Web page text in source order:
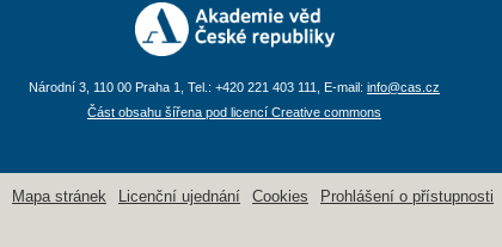
Národní 3, 110 00 Praha 1, Tel.: +420 221 403 111, E-mail: info@cas.cz
Část obsahu šířena pod licencí Creative commons
Mapa stránek Licenční ujednání Cookies Prohlášení o přístupnosti